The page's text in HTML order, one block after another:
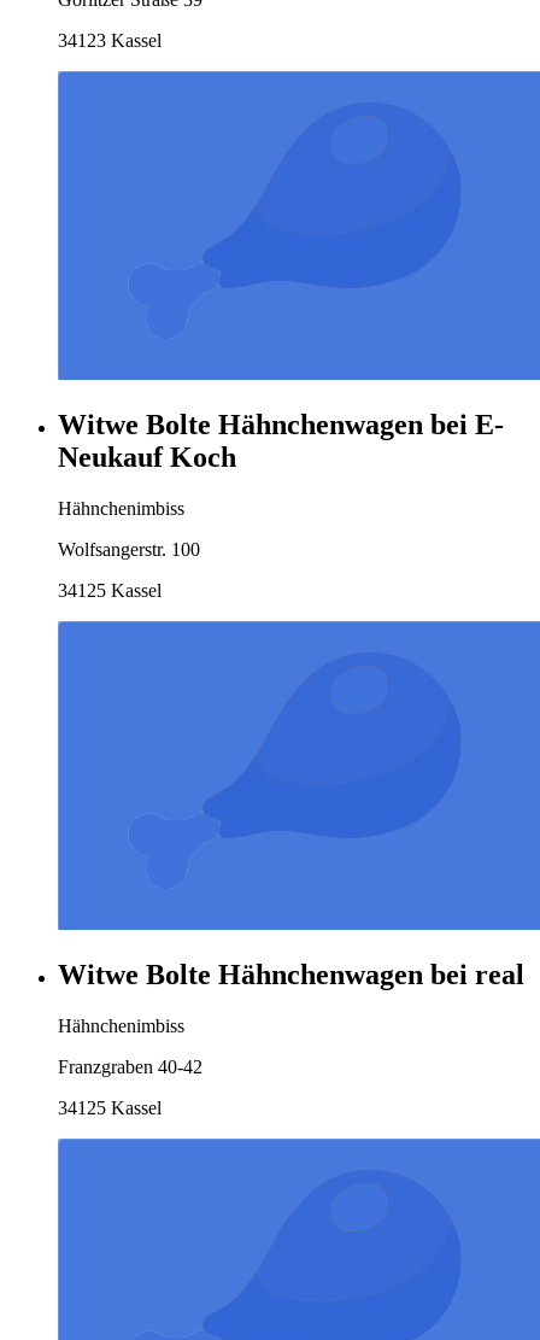
34123 Kassel
Witwe Bolte Hähnchenwagen bei E-
Neukauf Koch
Hähnchenimbiss
Wolfsangerstr. 100
34125 Kassel
Witwe Bolte Hähnchenwagen bei real
Hähnchenimbiss
Franzgraben 40-42
34125 Kassel